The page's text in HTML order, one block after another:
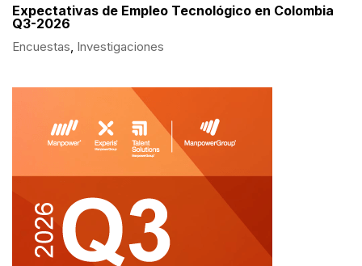
Expectativas de Empleo Tecnológico en Colombia
Q3-2026
Encuestas, Investigaciones